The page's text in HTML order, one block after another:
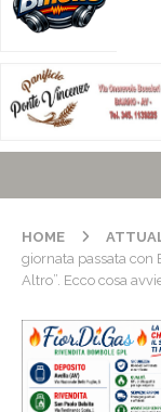
HOME
giornata passata con
Altro”. Ecco cosa